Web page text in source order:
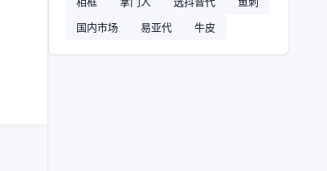
国内市场
易亚代 牛皮